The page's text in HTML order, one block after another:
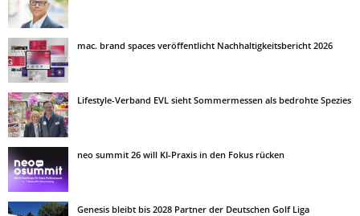
mac. brand spaces veröffentlicht Nachhaltigkeitsbericht 2026
Lifestyle-Verband EVL sieht Sommermessen als bedrohte Spezies
neo summit 26 will KI-Praxis in den Fokus rücken
Genesis bleibt bis 2028 Partner der Deutschen Golf Liga